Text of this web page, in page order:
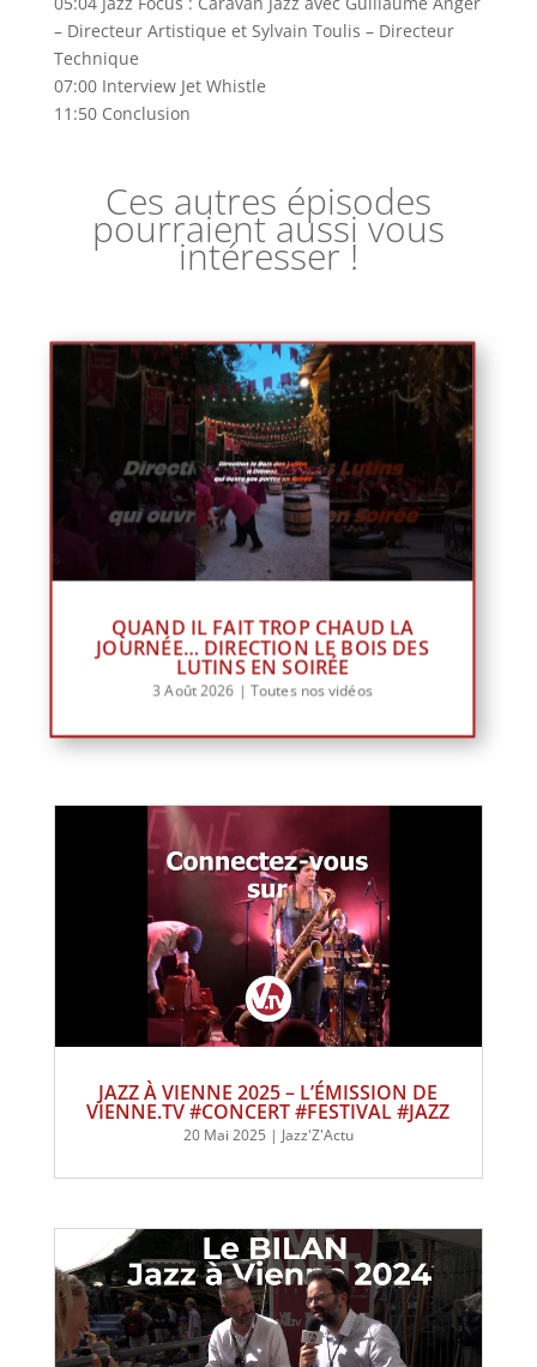
– Directeur Artistique et Sylvain Toulis – Directeur
Technique
07:00 Interview Jet Whistle
11:50 Conclusion
Ces autres épisodes
pourraient aussi vous
intéresser !
QUAND IL FAIT TROP CHAUD LA
JOURNÉE… DIRECTION LE BOIS DES
LUTINS EN SOIRÉE
3 Août 2026 | Toutes nos vidéos
JAZZ À VIENNE 2025 – L’ÉMISSION DE
VIENNE.TV #CONCERT #FESTIVAL #JAZZ
20 Mai 2025 | Jazz'Z'Actu